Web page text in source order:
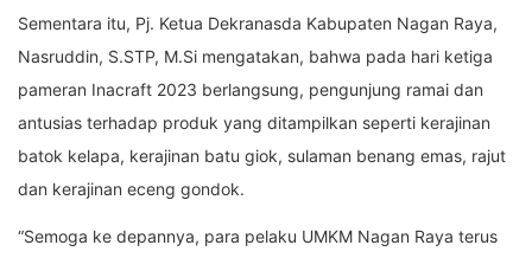
Sementara itu, Pj. Ketua Dekranasda Kabupaten Nagan Raya,
Nasruddin, S.STP, M.Si mengatakan, bahwa pada hari ketiga
pameran Inacraft 2023 berlangsung, pengunjung ramai dan
antusias terhadap produk yang ditampilkan seperti kerajinan
batok kelapa, kerajinan batu giok, sulaman benang emas, rajut
dan kerajinan eceng gondok.
“Semoga ke depannya, para pelaku UMKM Nagan Raya terus